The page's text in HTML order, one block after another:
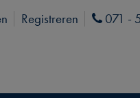
Registreren Phone
071 -